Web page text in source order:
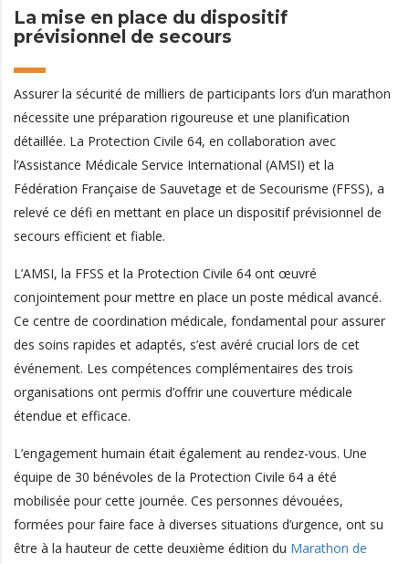
La mise en place du dispositif
prévisionnel de secours
Assurer la sécurité de milliers de participants lors d’un marathon
nécessite une préparation rigoureuse et une planification
détaillée. La Protection Civile 64, en collaboration avec
l’Assistance Médicale Service International (AMSI) et la
Fédération Française de Sauvetage et de Secourisme (FFSS), a
relevé ce défi en mettant en place un dispositif prévisionnel de
secours efficient et fiable.
L’AMSI, la FFSS et la Protection Civile 64 ont œuvré
conjointement pour mettre en place un poste médical avancé.
Ce centre de coordination médicale, fondamental pour assurer
des soins rapides et adaptés, s’est avéré crucial lors de cet
événement. Les compétences complémentaires des trois
organisations ont permis d’offrir une couverture médicale
étendue et efficace.
L’engagement humain était également au rendez-vous. Une
équipe de 30 bénévoles de la Protection Civile 64 a été
mobilisée pour cette journée. Ces personnes dévouées,
formées pour faire face à diverses situations d’urgence, ont su
être à la hauteur de cette deuxième édition du Marathon de